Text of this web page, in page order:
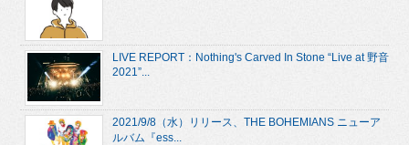
LIVE REPORT：Nothing's Carved In Stone “Live at 野音
2021”...
2021/9/8（水）リリース、THE BOHEMIANS ニューア
ルバム『ess...